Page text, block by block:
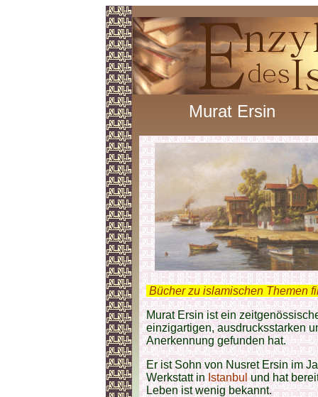
Murat Ersin
Bücher zu islamischen Themen
Murat Ersin ist ein
einzigartigen, ausdrucksstarken
Anerkennung gefunden hat.
Er ist Sohn von Nusret Ersin im
Werkstatt inIstanbulund hat
Leben ist wenig bekannt.